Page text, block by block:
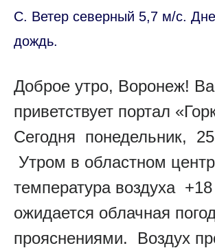
С. Ветер северный 5,7 м/с.
дождь.
Доброе утро, Воронеж!
приветствует портал
Сегодня понедельник,
Утром в областном
температура воздуха
ожидается облачная
прояснениями. Воздух